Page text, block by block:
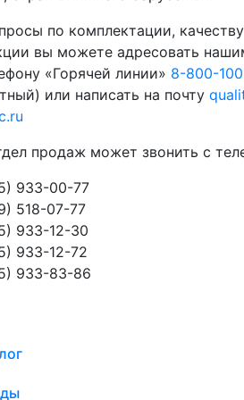
по комплектации,
вы можете адресовать
«Горячей линии» 8-800-
или написать на почту
продаж может звонить с
933-00-77
518-07-77
933-12-30
933-12-72
933-83-86